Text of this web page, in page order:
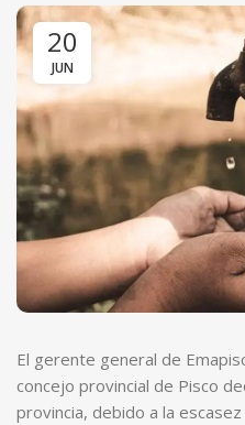
20
JUN
El gerente general de
concejo provincial de Pisco
provincia, debido a la